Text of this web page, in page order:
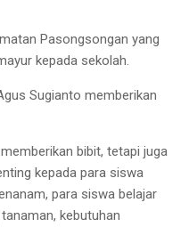
Pasongsongan yang
kepada sekolah.
Sugianto memberikan
bibit, tetapi juga
kepada para siswa
para siswa belajar
kebutuhan